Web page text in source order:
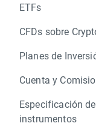
ETFs
CFDs sobre
Planes de
Cuenta y
Especificación de
instrumentos